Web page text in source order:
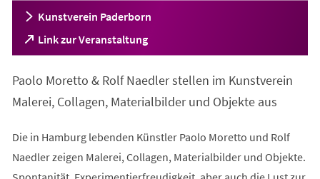
Kunstverein Paderborn
Link zur Veranstaltung
(Öffnet
in
neuen
Tab)
Paolo Moretto & Rolf Naedler stellen im Kunstverein
Malerei, Collagen, Materialbilder und Objekte aus
Die in Hamburg lebenden Künstler Paolo Moretto und Rolf
Naedler zeigen Malerei, Collagen, Materialbilder und Objekte.